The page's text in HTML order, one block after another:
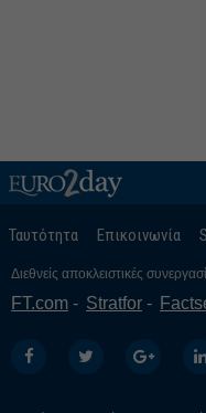
Ταυτότητα Επικοινωνία
Διεθνείς αποκλειστικές
FT.com Stratfor